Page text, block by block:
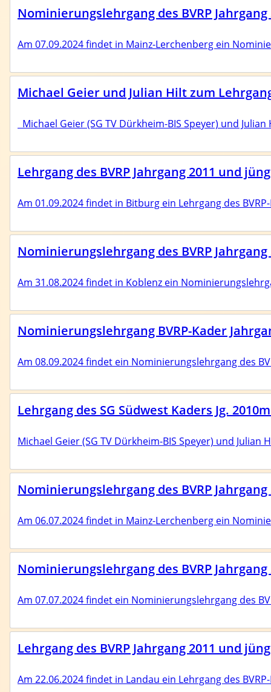
Nominierungslehrgang des BVRP
Am 07.09.2024 findet in Mainz-Lerchenberg ein
Michael Geier und Julian Hilt zum
Michael Geier (SG TV Dürkheim-BIS Speyer) und
Lehrgang des BVRP Jahrgang 2011 und
Am 01.09.2024 findet in Bitburg ein Lehrgang des
Nominierungslehrgang des BVRP
Am 31.08.2024 findet in Koblenz ein
Nominierungslehrgang BVRP-Kader
Am 08.09.2024 findet ein Nominierungslehrgang des
Lehrgang des SG Südwest Kaders Jg.
Michael Geier (SG TV Dürkheim-BIS Speyer) und Julian
Nominierungslehrgang des BVRP
Am 06.07.2024 findet in Mainz-Lerchenberg ein
Nominierungslehrgang des BVRP
Am 07.07.2024 findet ein Nominierungslehrgang des
Lehrgang des BVRP Jahrgang 2011 und
Am 22.06.2024 findet in Landau ein Lehrgang des